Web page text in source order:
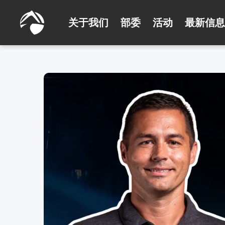
关于我们 部委 活动 最新信息